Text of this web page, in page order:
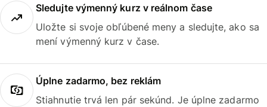
Sledujte výmenný kurz v reálnom čase
Uložte si svoje obľúbené meny a sledujte, ako sa
mení výmenný kurz v čase.
Úplne zadarmo, bez reklám
Stiahnutie trvá len pár sekúnd. Je úplne zadarmo